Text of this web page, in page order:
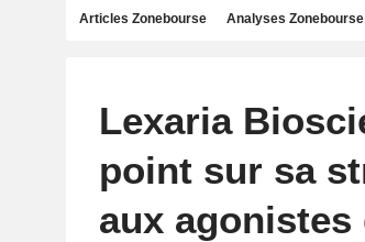
Articles Zonebourse Analyses Zonebourse
Lexaria
point sur sa
aux agonistes